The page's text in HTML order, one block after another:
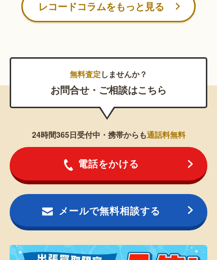
レコードコラムをもっと見る
無料査定しませんか？
お問合せ・ご相談はこちら
24時間365日受付中・携帯からも通話料無料
電話をかける
メールで無料相談する